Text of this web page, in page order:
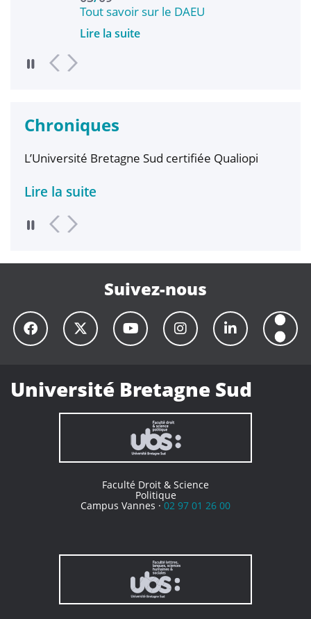
Tout savoir sur le DAEU
Lire la suite
Chroniques
L’Université Bretagne Sud certifiée Qualiopi
Lire la suite
Suivez-nous
Université Bretagne Sud
Faculté Droit & Science
Politique
Campus Vannes · 02 97 01 26 00